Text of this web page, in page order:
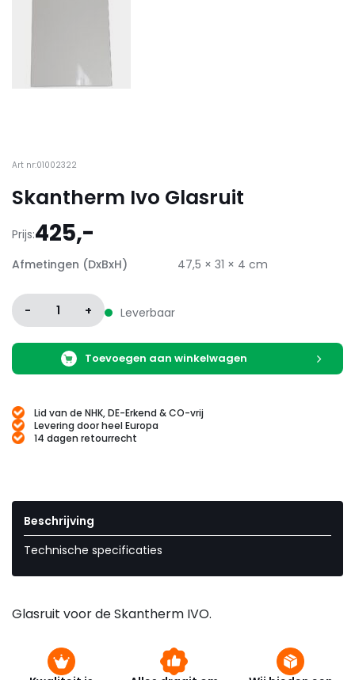
Art nr:01002322
Skantherm Ivo Glasruit
Prijs:425,-
Afmetingen (DxBxH) 47,5 × 31 × 4 cm
- 1 + Leverbaar
Toevoegen aan winkelwagen
Lid van de NHK, DE-Erkend & CO-vrij
Levering door heel Europa
14 dagen retourrecht
Beschrijving
Technische specificaties
Glasruit voor de Skantherm IVO.